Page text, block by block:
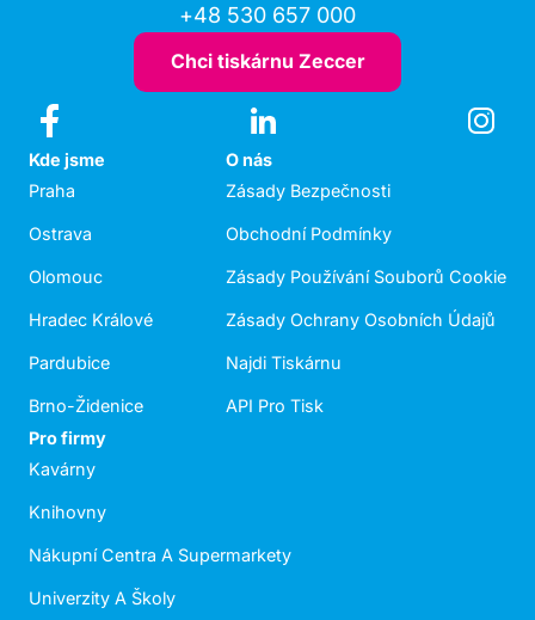
+48 530 657 000
Chci tiskárnu Zeccer
Kde jsme
Praha
Ostrava
Olomouc
Hradec Králové
Pardubice
Brno-Židenice
O nás
Zásady Bezpečnosti
Obchodní Podmínky
Zásady Používání Souborů Cookie
Zásady Ochrany Osobních Údajů
Najdi Tiskárnu
API Pro Tisk
Pro firmy
Kavárny
Knihovny
Nákupní Centra A Supermarkety
Univerzity A Školy